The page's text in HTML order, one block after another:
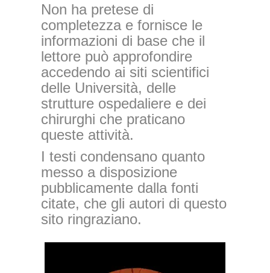
Non ha pretese di
completezza e fornisce le
informazioni di base che il
lettore può approfondire
accedendo ai siti scientifici
delle Università, delle
strutture ospedaliere e dei
chirurghi che praticano
queste attività.
I testi condensano quanto
messo a disposizione
pubblicamente dalla fonti
citate, che gli autori di questo
sito ringraziano.